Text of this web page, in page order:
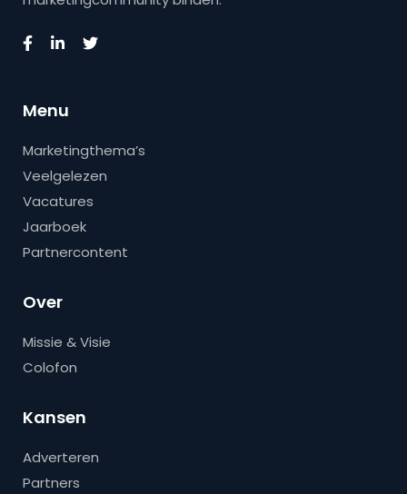
Menu
Marketingthema’s
Veelgelezen
Vacatures
Jaarboek
Partnercontent
Over
Missie & Visie
Colofon
Kansen
Adverteren
Partners